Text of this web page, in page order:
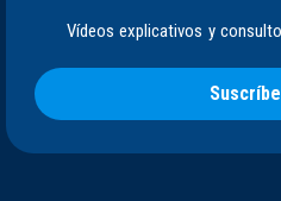
Vídeos explicativos y